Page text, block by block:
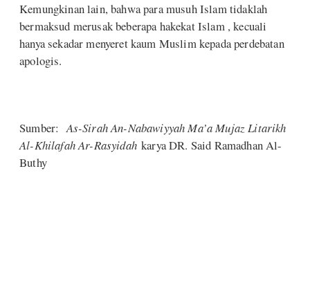
Kemungkinan lain, bahwa para musuh Islam tidaklah
bermaksud merusak beberapa hakekat Islam , kecuali
hanya sekadar menyeret kaum Muslim kepada perdebatan
apologis.
Sumber: As-Sirah An-Nabawiyyah Ma’a Mujaz Litarikh
Al-Khilafah Ar-Rasyidahkarya DR. Said Ramadhan Al-
Buthy